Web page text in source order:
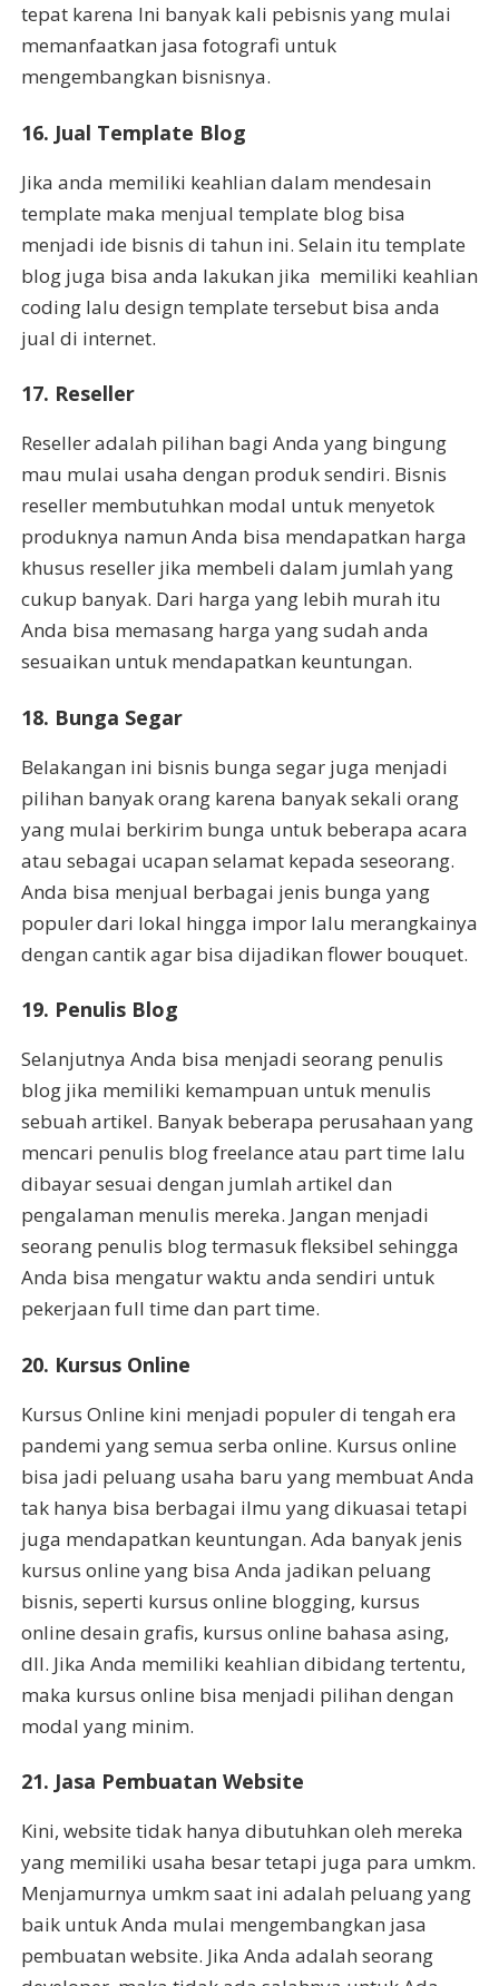
tepat karena Ini banyak kali pebisnis yang mulai
memanfaatkan jasa fotografi untuk
mengembangkan bisnisnya.
16. Jual Template Blog
Jika anda memiliki keahlian dalam mendesain
template maka menjual template blog bisa
menjadi ide bisnis di tahun ini. Selain itu template
blog juga bisa anda lakukan jika memiliki keahlian
coding lalu design template tersebut bisa anda
jual di internet.
17. Reseller
Reseller adalah pilihan bagi Anda yang bingung
mau mulai usaha dengan produk sendiri. Bisnis
reseller membutuhkan modal untuk menyetok
produknya namun Anda bisa mendapatkan harga
khusus reseller jika membeli dalam jumlah yang
cukup banyak. Dari harga yang lebih murah itu
Anda bisa memasang harga yang sudah anda
sesuaikan untuk mendapatkan keuntungan.
18. Bunga Segar
Belakangan ini bisnis bunga segar juga menjadi
pilihan banyak orang karena banyak sekali orang
yang mulai berkirim bunga untuk beberapa acara
atau sebagai ucapan selamat kepada seseorang.
Anda bisa menjual berbagai jenis bunga yang
populer dari lokal hingga impor lalu merangkainya
dengan cantik agar bisa dijadikan flower bouquet.
19. Penulis Blog
Selanjutnya Anda bisa menjadi seorang penulis
blog jika memiliki kemampuan untuk menulis
sebuah artikel. Banyak beberapa perusahaan yang
mencari penulis blog freelance atau part time lalu
dibayar sesuai dengan jumlah artikel dan
pengalaman menulis mereka. Jangan menjadi
seorang penulis blog termasuk fleksibel sehingga
Anda bisa mengatur waktu anda sendiri untuk
pekerjaan full time dan part time.
20. Kursus Online
Kursus Online kini menjadi populer di tengah era
pandemi yang semua serba online. Kursus online
bisa jadi peluang usaha baru yang membuat Anda
tak hanya bisa berbagai ilmu yang dikuasai tetapi
juga mendapatkan keuntungan. Ada banyak jenis
kursus online yang bisa Anda jadikan peluang
bisnis, seperti kursus online blogging, kursus
online desain grafis, kursus online bahasa asing,
dll. Jika Anda memiliki keahlian dibidang tertentu,
maka kursus online bisa menjadi pilihan dengan
modal yang minim.
21. Jasa Pembuatan Website
Kini, website tidak hanya dibutuhkan oleh mereka
yang memiliki usaha besar tetapi juga para umkm.
Menjamurnya umkm saat ini adalah peluang yang
baik untuk Anda mulai mengembangkan jasa
pembuatan website. Jika Anda adalah seorang